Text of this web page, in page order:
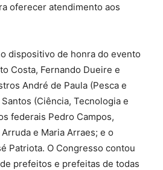
oferecer atendimento aos
dispositivo de honra do evento
Costa, Fernando Dueire e
André de Paula (Pesca e
(Ciência, Tecnologia e
federais Pedro Campos,
e Maria Arraes; e o
Patriota. O Congresso contou
prefeitos e prefeitas de todas